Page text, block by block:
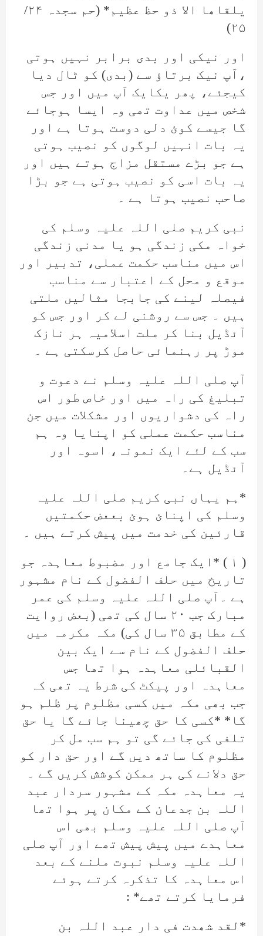
یلقاھا الا ذو حظ عظیم* (حم سجدہ ۲۴/
۲۵)
اور نیکی اور بدی برابر نہیں ہوتی
،آپ نیک برتاؤ سے (بدی) کو ٹال دیا
کیجئے، پھر یکایک آپ میں اور جس
شخص میں عداوت تھی وہ ایسا ہوجائے
گا جیسے کوئ دلی دوست ہوتا ہے اور
یہ بات انہیں لوگوں کو نصیب ہوتی
ہے جو بڑے مستقل مزاج ہوتے ہیں اور
یہ بات اسی کو نصیب ہوتی ہے جو بڑا
صاحب نصیب ہوتا ہے ۔
نبی کریم صلی اللہ علیہ وسلم کی
خواہ مکی زندگی ہو یا مدنی زندگی
اس میں مناسب حکمت عملی، تدبیر اور
موقع و محل کے اعتبار سے مناسب
فیصلہ لینے کی جابجا مثالیں ملتی
ہیں ۔ جس سے روشنی لے کر اور جس کو
آئڈیل بنا کر ملت اسلامیہ ہر نازک
موڑ پر رہنمائی حاصل کرسکتی ہے ۔
آپ صلی اللہ علیہ وسلم نے دعوت و
تبلیغ کی راہ میں اور خاص طور اس
راہ کی دشواریوں اور مشکلات میں جن
مناسب حکمت عملی کو اپنایا وہ ہم
سب کے لئے ایک نمونہ، اسوہ اور
آئڈیل ہے۔
*ہم یہاں نبی کریم صلی اللہ علیہ
وسلم کی اپنائ ہوئ بععض حکمتیں
قارئین کی خدمت میں پیش کرتے ہیں ۔
( ۱ ) *ایک جامع اور مضبوط معاہدہ جو
تاریخ میں حلف الفضول کے نام مشہور
ہے ۔آپ صلی اللہ علیہ وسلم کی عمر
مبارک جب ۲۰ سال کی تھی (بعض روایت
کے مطابق ۳۵ سال کی) مکہ مکرمہ میں
حلف الفضول کے نام سے ایک بین
القبائلی معاہدہ ہوا تھا جس
معاہدہ اور پیکٹ کی شرط یہ تھی کہ
جب بھی مکہ میں کسی مظلوم پر ظلم ہو
گا* *کسی کا حق چھینا جائے گا یا حق
تلفی کی جائے گی تو ہم سب مل کر
مظلوم کا ساتھ دیں گے اور حق دار کو
حق دلانے کی ہر ممکن کوشش کریں گے ۔
یہ معاہدہ مکہ کے مشہور سردار عبد
اللہ بن جدعان کے مکان پر ہوا تھا
آپ صلی اللہ علیہ وسلم بھی اس
معاہدے میں پیش پیش تھے اور آپ صلی
اللہ علیہ وسلم نبوت ملنے کے بعد
اس معاہدہ کا تذکرہ کرتے ہوئے
فرمایا کرتے تھے* :
*لقد شھدت فی دار عبد اللہ بن